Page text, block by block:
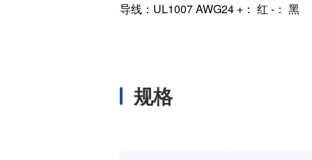
导线：UL1007 AWG24 +： 红 -： 黑
规格